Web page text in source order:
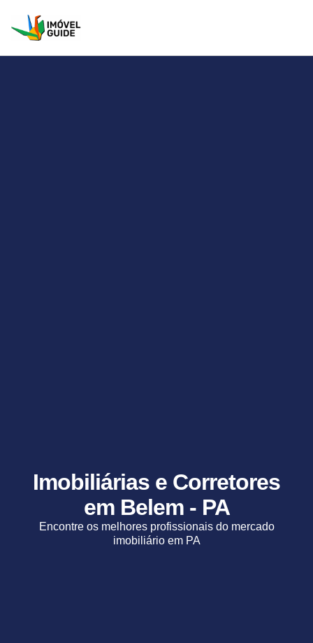
Imobiliárias e Corretores
em Belem - PA
Encontre os melhores profissionais do mercado
imobiliário em PA